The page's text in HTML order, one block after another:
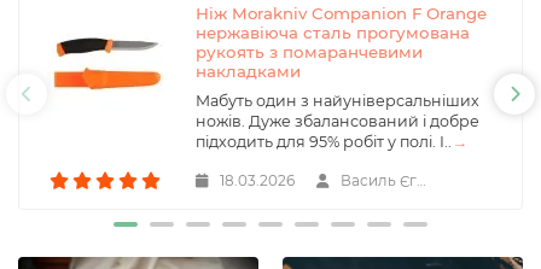
Ніж Morakniv Companion F Orange
нержавіюча сталь прогумована
рукоять з помаранчевими
накладками
Мабуть один з найуніверсальніших
ножів. Дуже збалансований і добре
підходить для 95% робіт у полі. І.. →
18.03.2026 Василь Єгер